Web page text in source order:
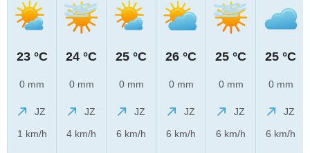
23 °C
0 mm
JZ
1 km/h
24 °C
0 mm
JZ
4 km/h
25 °C
0 mm
JZ
6 km/h
26 °C
0 mm
JZ
6 km/h
25 °C
0 mm
JZ
6 km/h
25 °C
0 mm
JZ
6 km/h